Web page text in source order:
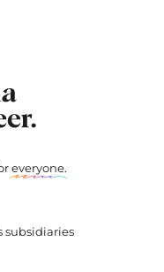
everyone.
subsidiaries